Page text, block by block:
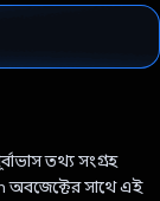
তথ্য সংগ্রহ
অবজেক্টের সাথে এই